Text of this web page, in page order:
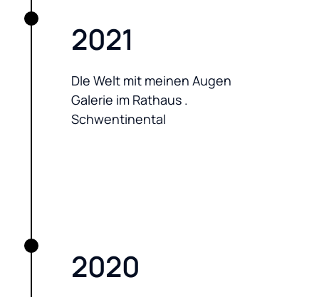
2021
DIe Welt mit meinen Augen
Galerie im Rathaus .
Schwentinental
2020